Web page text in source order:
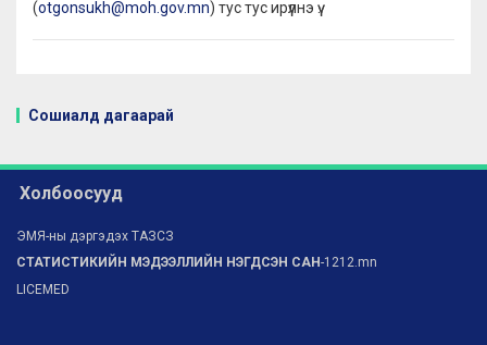
(otgonsukh@moh.gov.mn) тус тус ирүүлнэ үү.
Сошиалд дагаарай
Холбоосууд
ЭМЯ-ны дэргэдэх ТАЗСЗ
СТАТИСТИКИЙН МЭДЭЭЛЛИЙН НЭГДСЭН САН-1212.mn
LICEMED